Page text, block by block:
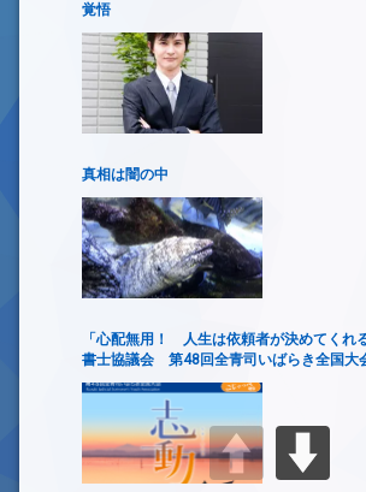
覚悟
真相は闇の中
「心配無用！ 人生は依頼者が決めてく
書士協議会 第48回全青司いばらき全国大